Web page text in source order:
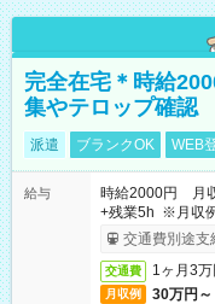
完全在宅＊時給
集やテロップ確認
派遣 ブランクOK WEB
給与
時給2000円 月
+残業5h ※月収
取りサービス利
交通費別途支
交通費 1ヶ月3
月収例 30万円～